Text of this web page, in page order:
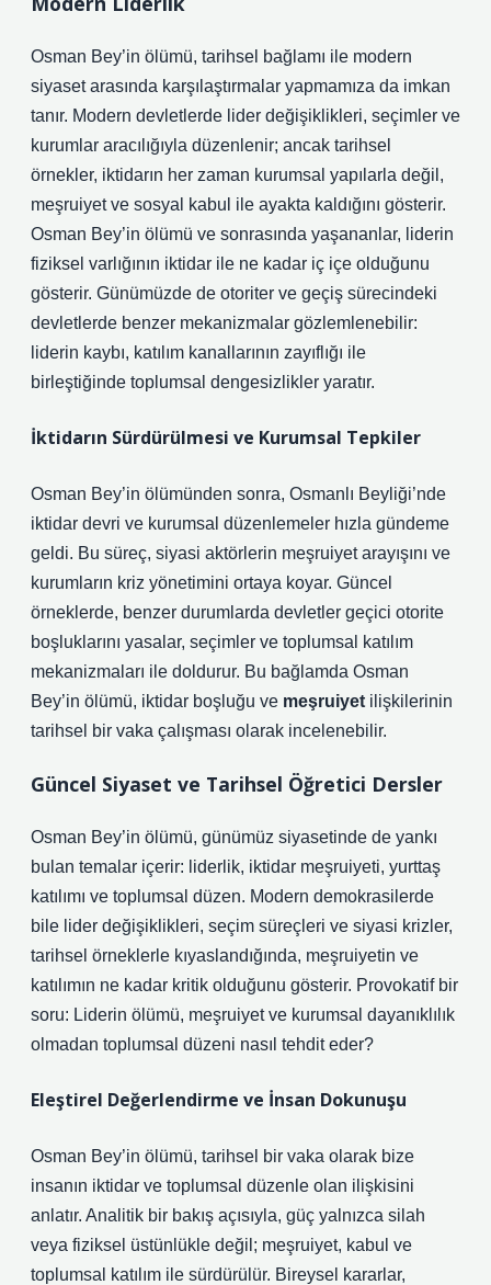
Osman Bey’in ölümü, tarihsel bağlamı ile modern
siyaset arasında karşılaştırmalar yapmamıza da imkan
tanır. Modern devletlerde lider değişiklikleri, seçimler ve
kurumlar aracılığıyla düzenlenir; ancak tarihsel
örnekler, iktidarın her zaman kurumsal yapılarla değil,
meşruiyet ve sosyal kabul ile ayakta kaldığını gösterir.
Osman Bey’in ölümü ve sonrasında yaşananlar, liderin
fiziksel varlığının iktidar ile ne kadar iç içe olduğunu
gösterir. Günümüzde de otoriter ve geçiş sürecindeki
devletlerde benzer mekanizmalar gözlemlenebilir:
liderin kaybı, katılım kanallarının zayıflığı ile
birleştiğinde toplumsal dengesizlikler yaratır.
İktidarın Sürdürülmesi ve Kurumsal Tepkiler
Osman Bey’in ölümünden sonra, Osmanlı Beyliği’nde
iktidar devri ve kurumsal düzenlemeler hızla gündeme
geldi. Bu süreç, siyasi aktörlerin meşruiyet arayışını ve
kurumların kriz yönetimini ortaya koyar. Güncel
örneklerde, benzer durumlarda devletler geçici otorite
boşluklarını yasalar, seçimler ve toplumsal katılım
mekanizmaları ile doldurur. Bu bağlamda Osman
Bey’in ölümü, iktidar boşluğu ve meşruiyet ilişkilerinin
tarihsel bir vaka çalışması olarak incelenebilir.
Güncel Siyaset ve Tarihsel Öğretici Dersler
Osman Bey’in ölümü, günümüz siyasetinde de yankı
bulan temalar içerir: liderlik, iktidar meşruiyeti, yurttaş
katılımı ve toplumsal düzen. Modern demokrasilerde
bile lider değişiklikleri, seçim süreçleri ve siyasi krizler,
tarihsel örneklerle kıyaslandığında, meşruiyetin ve
katılımın ne kadar kritik olduğunu gösterir. Provokatif bir
soru: Liderin ölümü, meşruiyet ve kurumsal dayanıklılık
olmadan toplumsal düzeni nasıl tehdit eder?
Eleştirel Değerlendirme ve İnsan Dokunuşu
Osman Bey’in ölümü, tarihsel bir vaka olarak bize
insanın iktidar ve toplumsal düzenle olan ilişkisini
anlatır. Analitik bir bakış açısıyla, güç yalnızca silah
veya fiziksel üstünlükle değil; meşruiyet, kabul ve
toplumsal katılım ile sürdürülür. Bireysel kararlar,